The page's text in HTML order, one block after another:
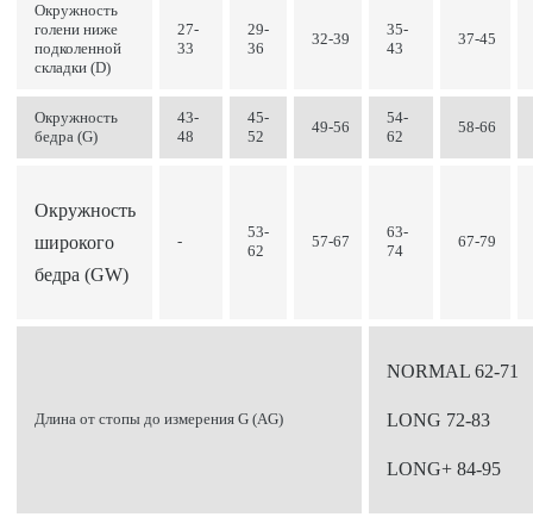
Окружность
голени ниже
подколенной
складки (D)
27-
33
29-
36
32-39
35-
43
37-45
Окружность
бедра (G)
43-
48
45-
52
49-56
54-
62
58-66
Окружность
широкого
бедра (GW)
-
53-
62
57-67
63-
74
67-79
Длина от стопы до измерения G (AG)
NORMAL 62-71
LONG 72-83
LONG+ 84-95